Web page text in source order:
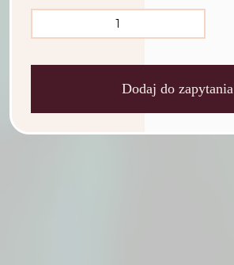
Dodaj do zapytania